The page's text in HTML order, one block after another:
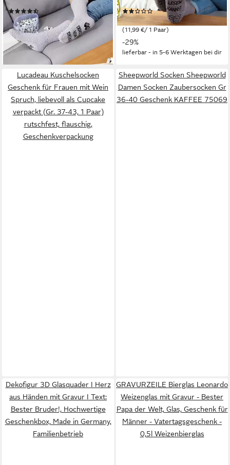
1 Paar) rutschfest, Gr. 36-43,
Geschenke für Frauen,
Geburtstagsgeschenk
(20)
11,99 € UVP
18,99 €
(11,99 €/ 1 Paar)
-37%
lieferbar - in 5-6 Werktagen bei dir
Verpackung, 36-43)
rutschfest, Socken mit
Spruch, Geschenk zum
Geburtstag
(1)
11,99 € UVP16,99 €
(11,99 €/ 1 Paar)
-29%
lieferbar - in 5-6 Werktagen bei dir
Lucadeau Kuschelsocken
Geschenk für Frauen mit Wein
Spruch, liebevoll als Cupcake
verpackt (Gr. 37-43, 1 Paar)
rutschfest, flauschig,
Geschenkverpackung
Sheepworld Socken Sheepworld
Damen Socken Zaubersocken Gr
36-40 Geschenk KAFFEE 75069
Dekofigur 3D Glasquader I Herz
aus Händen mit Gravur I Text:
Bester Bruder!, Hochwertige
Geschenkbox, Made in Germany,
Familienbetrieb
GRAVURZEILE Bierglas Leonardo
Weizenglas mit Gravur - Bester
Papa der Welt, Glas, Geschenk für
Männer - Vatertagsgeschenk -
0,5l Weizenbierglas